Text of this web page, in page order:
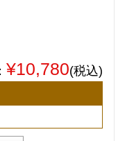
¥10,780(税込)